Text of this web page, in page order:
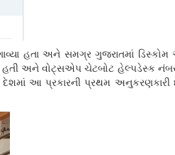
હતા અને સમગ્ર ગુજરાતમાં ડિસ્કોમ
હતી અને વોટ્સએપ ચેટબોટ હેલ્પડેસ્ક
દેશમાં આ પ્રકારની પ્રથમ